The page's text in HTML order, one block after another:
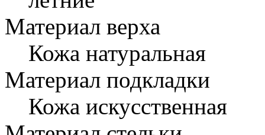
Материал верха
Кожа натуральная
Материал подкладки
Кожа искусственная